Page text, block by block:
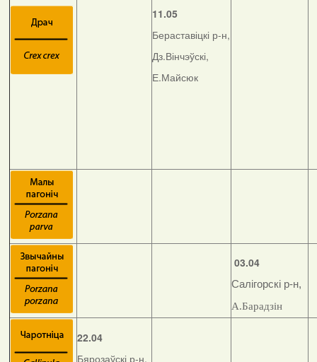
11.05
Бераставіцкі р-н,
Дз.Вінчэўскі,
Е.Майсюк
03.04
Салігорскі р-н,
А.Барадзін
22.04
Бярозаўскі р-н,